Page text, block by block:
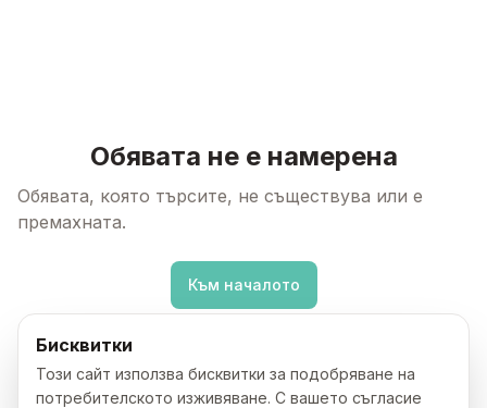
Обявата не е намерена
Обявата, която търсите, не съществува или е
премахната.
Към началото
Бисквитки
Този сайт използва бисквитки за подобряване на
потребителското изживяване. С вашето съгласие